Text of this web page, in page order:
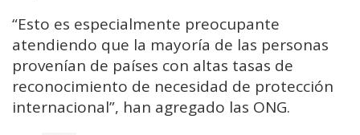
“Esto es especialmente preocupante
atendiendo que la mayoría de las personas
provenían de países con altas tasas de
reconocimiento de necesidad de protección
internacional”, han agregado las ONG.